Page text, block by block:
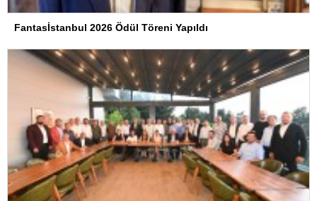
Fantasİstanbul 2026 Ödül Töreni Yapıldı